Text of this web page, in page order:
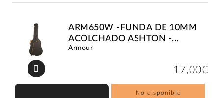
ARM650W -FUNDA DE 10MM
ACOLCHADO ASHTON -...
Armour
17,00€
No disponible